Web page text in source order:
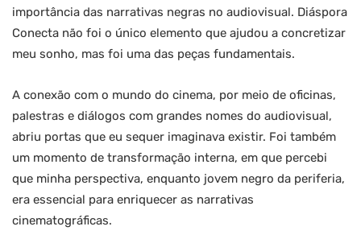
importância das narrativas negras no audiovisual. Diáspora
Conecta não foi o único elemento que ajudou a concretizar
meu sonho, mas foi uma das peças fundamentais.
A conexão com o mundo do cinema, por meio de oficinas,
palestras e diálogos com grandes nomes do audiovisual,
abriu portas que eu sequer imaginava existir. Foi também
um momento de transformação interna, em que percebi
que minha perspectiva, enquanto jovem negro da periferia,
era essencial para enriquecer as narrativas
cinematográficas.